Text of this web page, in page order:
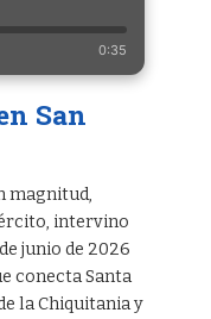
0:35
San
magnitud,
intervino
junio de 2026
conecta Santa
la Chiquitania y